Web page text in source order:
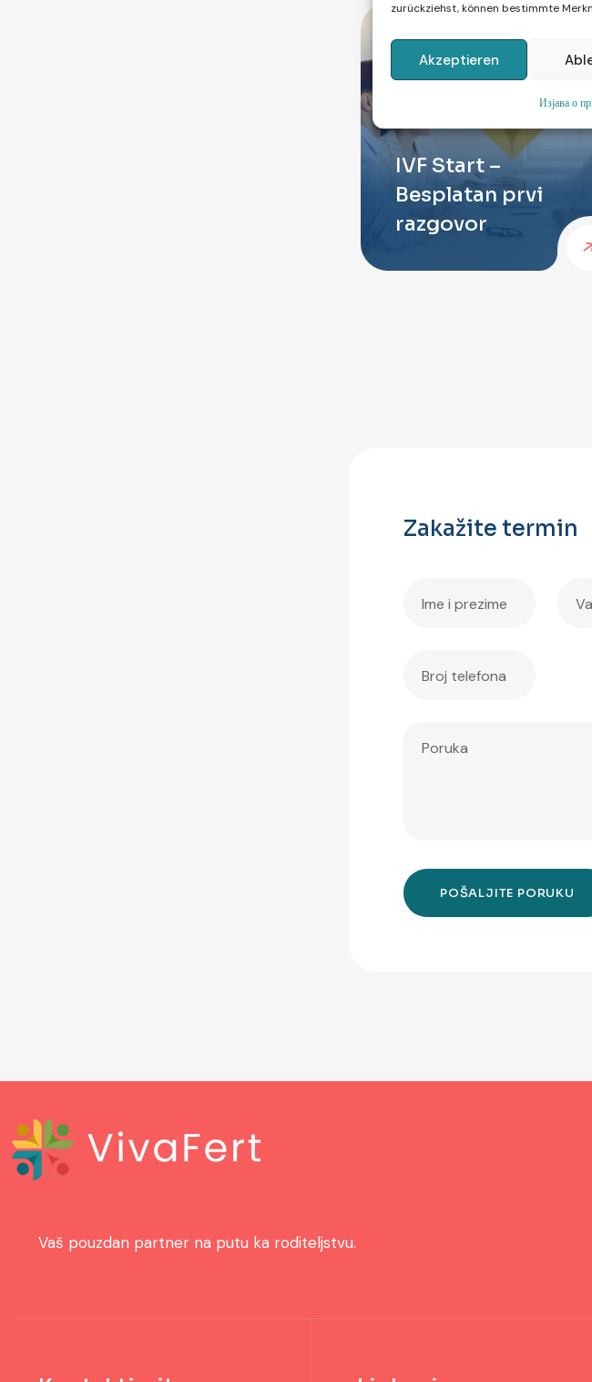
zurückziehst, können bestimmte
Akzeptieren
Изјава о
IVF Start –
Besplatan prvi
razgovor
Zakažite termin
Vaš pouzdan partner na putu ka roditeljstvu.